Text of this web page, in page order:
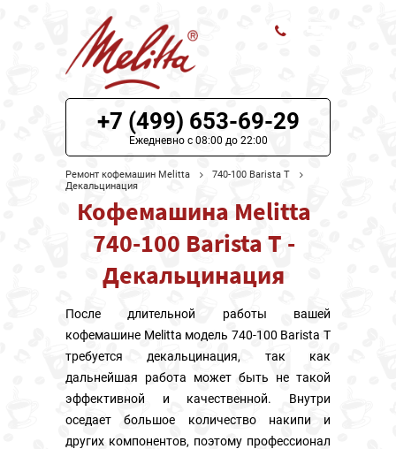
ЦЕНЫ НА РЕМОНТ
О СЕРВИСЕ
МОДЕЛИ MELITTA
НАШИ КОНТАКТЫ
+7 (499) 653-69-29
Ежедневно с 08:00 до 22:00
Ремонт кофемашин Melitta
740-100 Barista T
Декальцинация
Кофемашина Melitta
740-100 Barista T -
Декальцинация
После длительной работы вашей
кофемашине Melitta модель 740-100 Barista T
требуется декальцинация, так как
дальнейшая работа может быть не такой
эффективной и качественной. Внутри
оседает большое количество накипи и
других компонентов, поэтому профессионал